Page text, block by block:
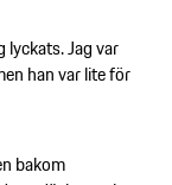
lyckats. Jag var
han var lite för
bakom